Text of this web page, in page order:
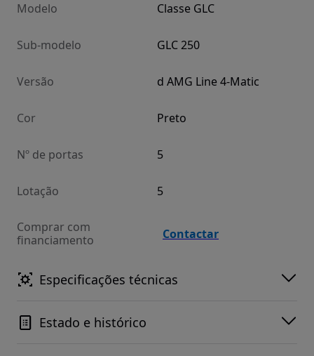
Modelo Classe GLC
Sub-modelo GLC 250
Versão d AMG Line 4-Matic
Cor Preto
Nº de portas 5
Lotação 5
Comprar com
financiamento
Contactar
Especificações técnicas
Estado e histórico